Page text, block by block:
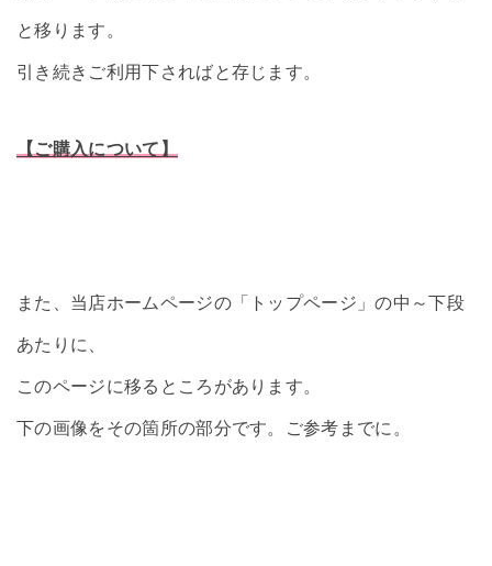
と移ります。
引き続きご利用下さればと存じます。
【ご購入について】
また、当店ホームページの「トップページ」の中～下段
あたりに、
このページに移るところがあります。
下の画像をその箇所の部分です。ご参考までに。